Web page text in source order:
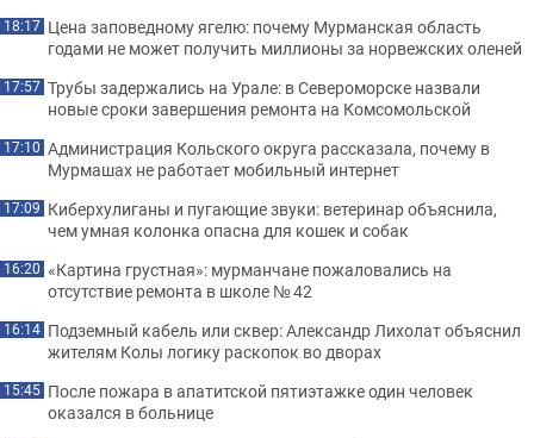
18:17 Цена заповедному ягелю: почему Мурманская область
годами не может получить миллионы за норвежских оленей
17:57 Трубы задержались на Урале: в Североморске назвали
новые сроки завершения ремонта на Комсомольской
17:10 Администрация Кольского округа рассказала, почему в
Мурмашах не работает мобильный интернет
17:09 Киберхулиганы и пугающие звуки: ветеринар объяснила,
чем умная колонка опасна для кошек и собак
16:20 «Картина грустная»: мурманчане пожаловались на
отсутствие ремонта в школе № 42
16:14 Подземный кабель или сквер: Александр Лихолат объяснил
жителям Колы логику раскопок во дворах
15:45 После пожара в апатитской пятиэтажке один человек
оказался в больнице